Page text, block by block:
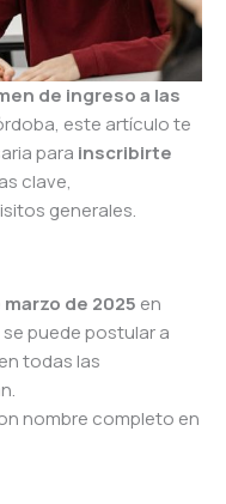
de ingreso a las
este artículo te
para inscribirte
clave,
generales.
marzo de 2025 en
se puede postular a
en todas las
nombre completo en